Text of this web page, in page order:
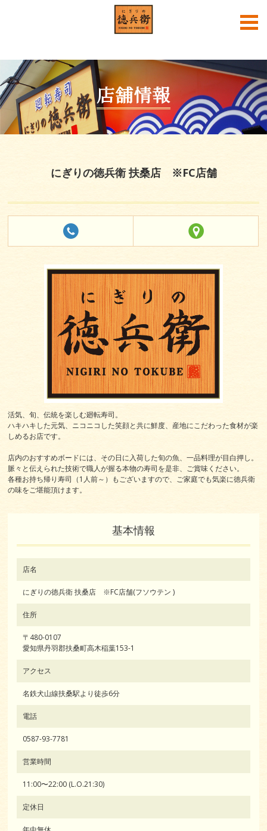
にぎりの徳兵衛公式SNS
中文
店舗情報
にぎりの徳兵衛 扶桑店 ※FC店舗
活気、旬、伝統を楽しむ廻転寿司。
ハキハキした元気、ニコニコした笑顔と共に鮮度、産地にこだわった食材が楽
しめるお店です。
店内のおすすめボードには、その日に入荷した旬の魚、一品料理が目白押し。
脈々と伝えられた技術で職人が握る本物の寿司を是非、ご賞味ください。
各種お持ち帰り寿司（1人前～）もございますので、ご家庭でも気楽に徳兵衛
の味をご堪能頂けます。
基本情報
店名
にぎりの徳兵衛 扶桑店 ※FC店舗(フソウテン )
住所
〒480-0107
愛知県丹羽郡扶桑町高木稲葉153-1
アクセス
名鉄犬山線扶桑駅より徒歩6分
電話
0587-93-7781
営業時間
11:00〜22:00 (L.O.21:30)
定休日